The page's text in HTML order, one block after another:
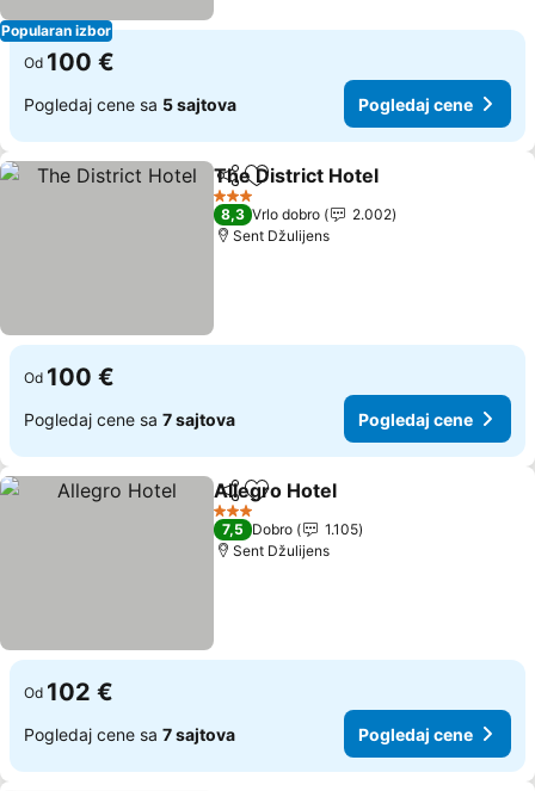
Popularan izbor
Od 100 €
Pogledaj cene sa 5 sajtova Pogledaj cene
Deli Dodati u favorite
The District Hotel
3 Zvezdice
8,3 Vrlo dobro
2.002
Sent Džulijens
Od 100 €
Pogledaj cene sa 7 sajtova Pogledaj cene
Deli Dodati u favorite
Allegro Hotel
3 Zvezdice
7,5 Dobro
1.105
Sent Džulijens
Od 102 €
Pogledaj cene sa 7 sajtova Pogledaj cene